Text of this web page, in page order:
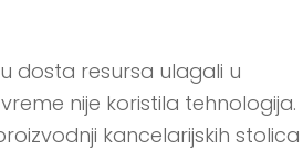
dosta resursa ulagali u
nije koristila tehnologija.
kancelarijskih stolica